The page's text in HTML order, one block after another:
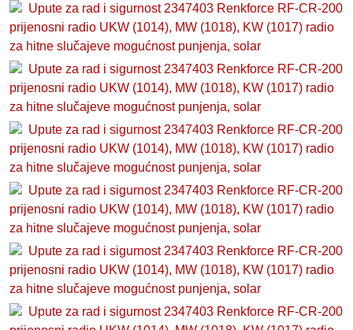
Upute za rad i sigurnost 2347403 Renkforce RF-CR-200
prijenosni radio UKW (1014), MW (1018), KW (1017) radio
za hitne slučajeve mogućnost punjenja, solar
Upute za rad i sigurnost 2347403 Renkforce RF-CR-200
prijenosni radio UKW (1014), MW (1018), KW (1017) radio
za hitne slučajeve mogućnost punjenja, solar
Upute za rad i sigurnost 2347403 Renkforce RF-CR-200
prijenosni radio UKW (1014), MW (1018), KW (1017) radio
za hitne slučajeve mogućnost punjenja, solar
Upute za rad i sigurnost 2347403 Renkforce RF-CR-200
prijenosni radio UKW (1014), MW (1018), KW (1017) radio
za hitne slučajeve mogućnost punjenja, solar
Upute za rad i sigurnost 2347403 Renkforce RF-CR-200
prijenosni radio UKW (1014), MW (1018), KW (1017) radio
za hitne slučajeve mogućnost punjenja, solar
Upute za rad i sigurnost 2347403 Renkforce RF-CR-200